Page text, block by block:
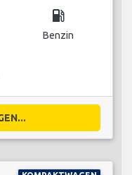
local_gas_station
Benzin